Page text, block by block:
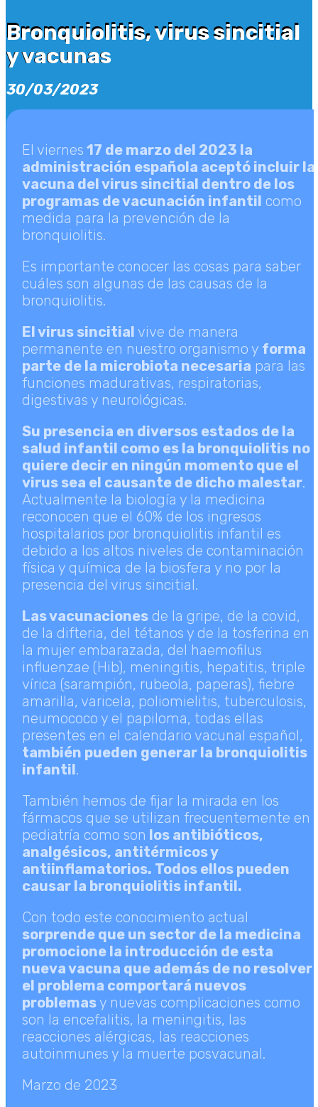
Bronquiolitis, virus sincitial
y vacunas
Bronquiolitis, virus sincitial
y vacunas
30/03/2023
El viernes 17 de marzo del 2023 la
administración española aceptó incluir la
vacuna del virus sincitial dentro de los
programas de vacunación infantil como
medida para la prevención de la
bronquiolitis.
Es importante conocer las cosas para saber
cuáles son algunas de las causas de la
bronquiolitis.
El virus sincitial vive de manera
permanente en nuestro organismo y forma
parte de la microbiota necesaria para las
funciones madurativas, respiratorias,
digestivas y neurológicas.
Su presencia en diversos estados de la
salud infantil como es la bronquiolitis no
quiere decir en ningún momento que el
virus sea el causante de dicho malestar.
Actualmente la biología y la medicina
reconocen que el 60% de los ingresos
hospitalarios por bronquiolitis infantil es
debido a los altos niveles de contaminación
física y química de la biosfera y no por la
presencia del virus sincitial.
Las vacunacionesde la gripe, de la covid,
de la difteria, del tétanos y de la tosferina en
la mujer embarazada, del haemofilus
influenzae (Hib), meningitis, hepatitis, triple
vírica (sarampión, rubeola, paperas), fiebre
amarilla, varicela, poliomielitis, tuberculosis,
neumococo y el papiloma, todas ellas
presentes en el calendario vacunal español,
también pueden generar la bronquiolitis
infantil .
También hemos de fijar la mirada en los
fármacos que se utilizan frecuentemente en
pediatría como son los antibióticos,
analgésicos, antitérmicos y
antiinflamatorios. Todos ellos pueden
causar la bronquiolitis infantil.
Con todo este conocimiento actual
sorprende que un sector de la medicina
promocione la introducción de esta
nueva vacuna que además de no resolver
el problema comportará nuevos
problemasy nuevas complicaciones como
son la encefalitis, la meningitis, las
reacciones alérgicas, las reacciones
autoinmunes y la muerte posvacunal.
Marzo de 2023